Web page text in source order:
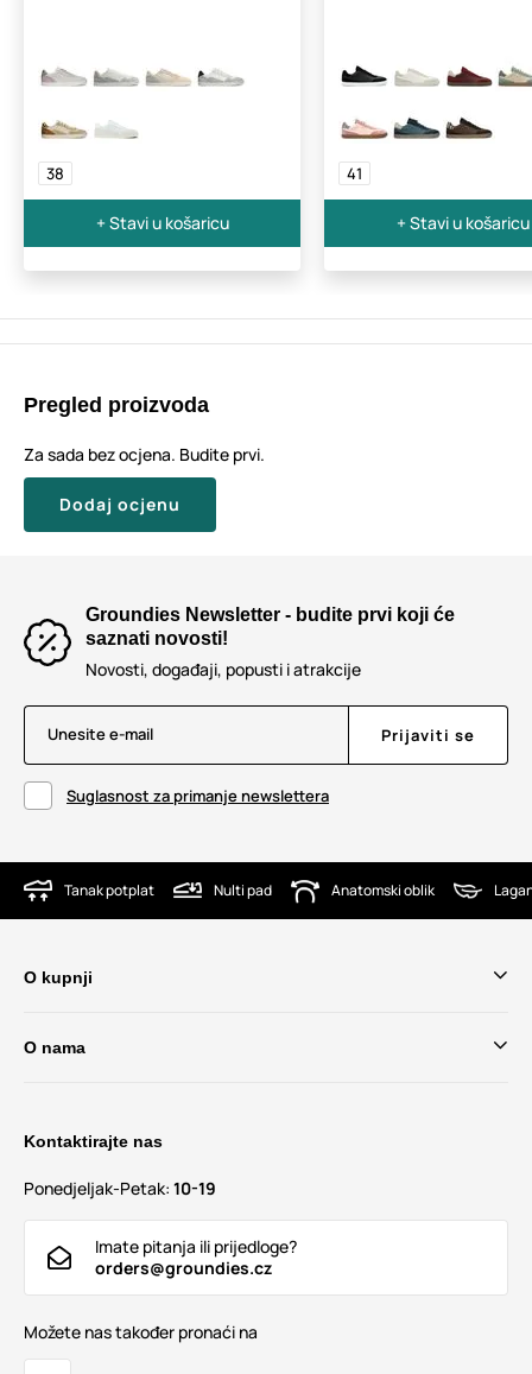
38
+ Stavi u košaricu
41
+ Stavi u košaricu
Pregled proizvoda
Za sada bez ocjena. Budite prvi.
Dodaj ocjenu
Groundies Newsletter - budite prvi koji će
saznati novosti!
Novosti, događaji, popusti i atrakcije
Unesite e-mail Prijaviti se
Suglasnost za primanje newslettera
Tanak potplat Nulti pad Anatomski oblik
O kupnji
O nama
Kontaktirajte nas
Ponedjeljak-Petak: 10-19
Imate pitanja ili prijedloge?
orders@groundies.cz
Možete nas također pronaći na